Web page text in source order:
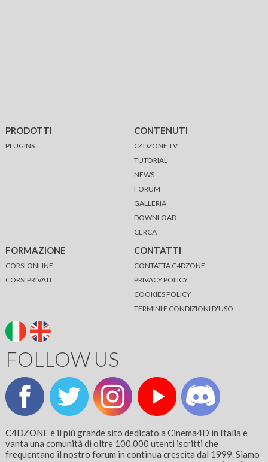
PRODOTTI
PLUGINS
CONTENUTI
C4DZONE TV
TUTORIAL
NEWS
FORUM
GALLERIA
DOWNLOAD
CERCA
FORMAZIONE
CORSI ONLINE
CORSI PRIVATI
CONTATTI
CONTATTA C4DZONE
PRIVACY POLICY
COOKIES POLICY
TERMINI E CONDIZIONI D'USO
FOLLOW US
C4DZONE è il più grande sito dedicato a Cinema4D in Italia e
vanta una comunità di oltre 100.000 utenti iscritti che
frequentano il nostro forum in continua crescita dal 1999. Siamo